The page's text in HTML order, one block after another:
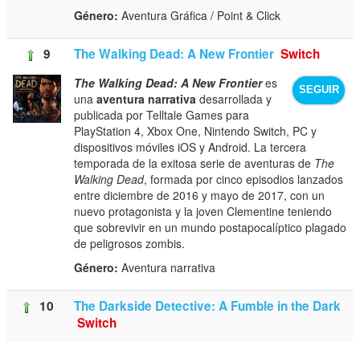
Género: Aventura Gráfica / Point & Click
9 The Walking Dead: A New Frontier Switch
SEGUIR
The Walking Dead: A New Frontieres
unaaventura narrativa desarrollada y
publicada por Telltale Games para
PlayStation 4, Xbox One, Nintendo Switch, PC y
dispositivos móviles iOS y Android. La tercera
temporada de la exitosa serie de aventuras de The
Walking Dead, formada por cinco episodios lanzados
entre diciembre de 2016 y mayo de 2017, con un
nuevo protagonista y la joven Clementine teniendo
que sobrevivir en un mundo postapocalíptico plagado
de peligrosos zombis.
Género: Aventura narrativa
10
The Darkside Detective: A Fumble in the Dark
Switch